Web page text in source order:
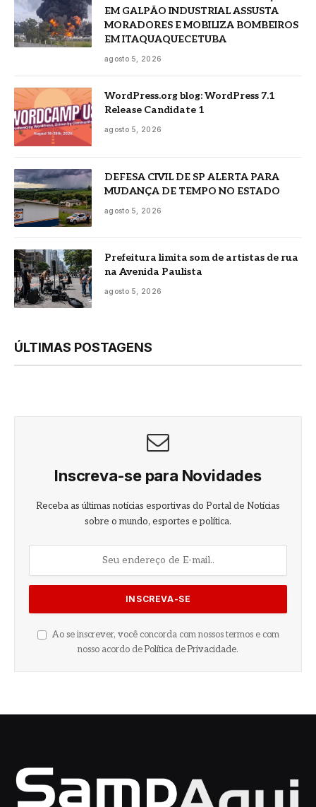
EM GALPÃO INDUSTRIAL ASSUSTA
MORADORES E MOBILIZA BOMBEIROS
EM ITAQUAQUECETUBA
agosto 5, 2026
WordPress.org blog: WordPress 7.1
Release Candidate 1
agosto 5, 2026
DEFESA CIVIL DE SP ALERTA PARA
MUDANÇA DE TEMPO NO ESTADO
agosto 5, 2026
Prefeitura limita som de artistas de rua
na Avenida Paulista
agosto 5, 2026
ÚLTIMAS POSTAGENS
Inscreva-se para Novidades
Receba as últimas notícias esportivas do Portal de Notícias
sobre o mundo, esportes e política.
Ao se inscrever, você concorda com nossos termos e com
nosso acordo de Política de Privacidade.